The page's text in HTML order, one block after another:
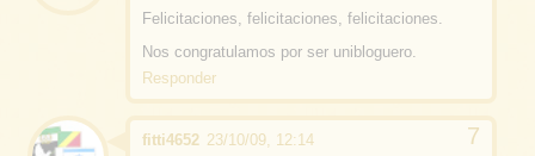
Felicitaciones, felicitaciones, felicitaciones.
Nos congratulamos por ser unibloguero.
Responder
fitti4652 23/10/09, 12:14